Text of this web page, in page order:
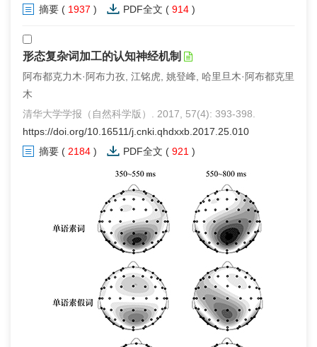
摘要 ( 1937 ) PDF全文 ( 914 )
形态复杂词加工的认知神经机制
阿布都克力木·阿布力孜, 江铭虎, 姚登峰, 哈里旦木·阿布都克里
木
清华大学学报（自然科学版）. 2017, 57(4): 393-398.
https://doi.org/10.16511/j.cnki.qhdxxb.2017.25.010
摘要 ( 2184 ) PDF全文 ( 921 )